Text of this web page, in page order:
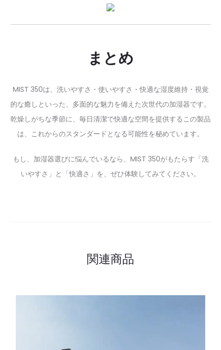
まとめ
MIST 350は、洗いやすさ・使いやすさ・快適な湿度維持・視覚
的な癒しといった、多面的な魅力を備えた次世代の加湿器です。
乾燥しがちな季節に、毎日清潔で快適な空間を提供するこの製品
は、これからのスタンダードとなる可能性を秘めています。
もし、加湿器選びに悩んでいるなら、MIST 350がもたらす「洗
いやすさ」と「快適さ」を、ぜひ体験してみてください。
関連商品